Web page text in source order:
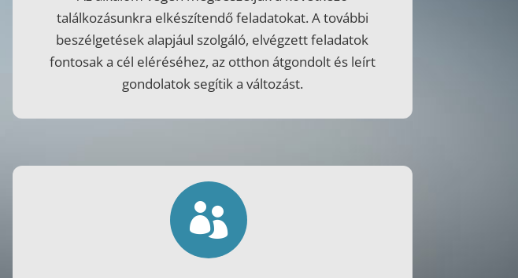
találkozásunkra elkészítendő feladatokat. A további
beszélgetések alapjául szolgáló, elvégzett feladatok
fontosak a cél eléréséhez, az otthon átgondolt és leírt
gondolatok segítik a változást.
